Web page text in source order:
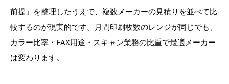
前提」を整理したうえで、複数メーカーの見積りを並べて比
較するのが現実的です。月間印刷枚数のレンジが同じでも、
カラー比率・FAX用途・スキャン業務の比重で最適メーカー
は変わります。